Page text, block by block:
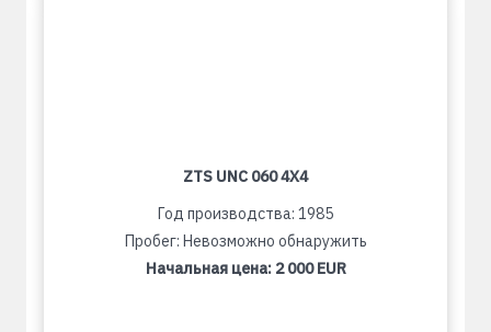
ZTS UNC 060 4X4
Год производства: 1985
Пробег: Невозможно обнаружить
Начальная цена: 2 000 EUR